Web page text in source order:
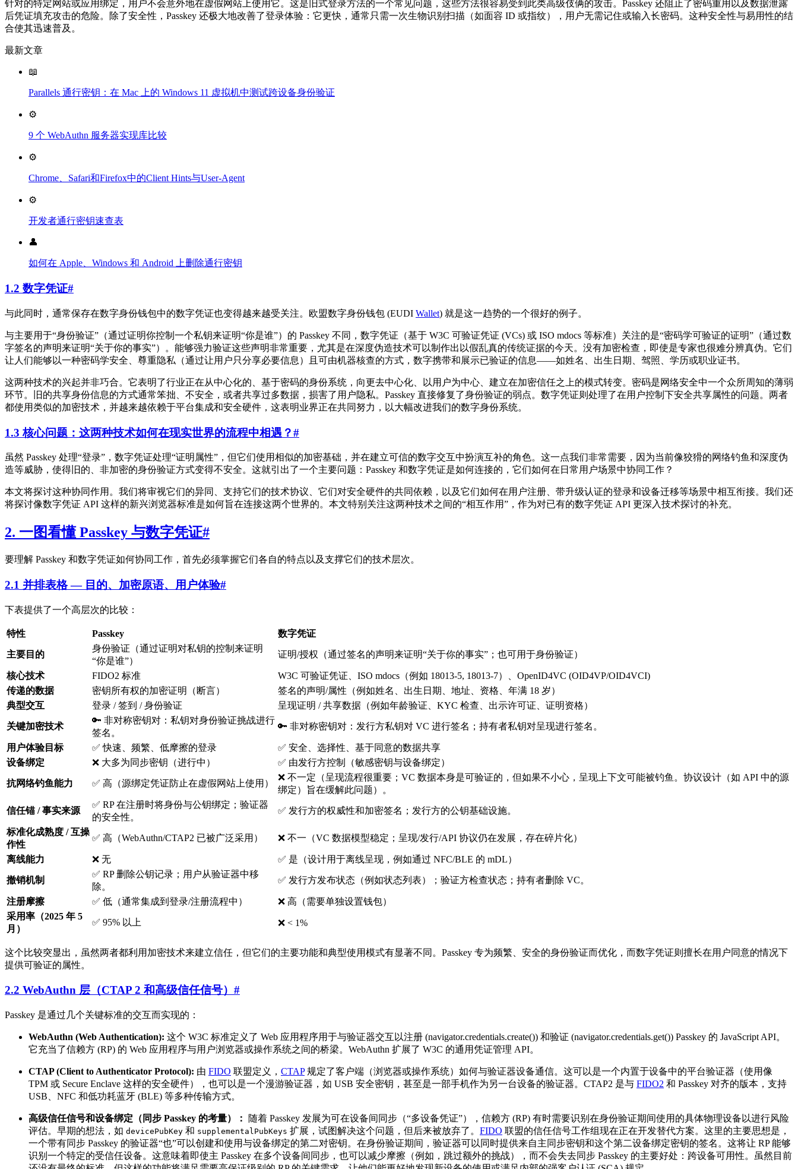
针对的特定网站或应用绑定，用户不会意外地在虚假网站上使用它。这是旧式登录方法的一个常见问题，这些方法很容易受到此类高级伎俩的攻击。Passkey 还阻止了密码重用以及数据泄露
后凭证填充攻击的危险。除了安全性，Passkey 还极大地改善了登录体验：它更快，通常只需一次生物识别扫描（如面容 ID 或指纹），用户无需记住或输入长密码。这种安全性与易用性的结
合使其迅速普及。
最新文章
📖
Parallels 通行密钥：在 Mac 上的 Windows 11 虚拟机中测试跨设备身份验证
⚙️
9 个 WebAuthn 服务器实现库比较
⚙️
Chrome、Safari和Firefox中的Client Hints与User-Agent
⚙️
开发者通行密钥速查表
👤
如何在 Apple、Windows 和 Android 上删除通行密钥
1.2 数字凭证#
与此同时，通常保存在数字身份钱包中的数字凭证也变得越来越受关注。欧盟数字身份钱包 (EUDI Wallet) 就是这一趋势的一个很好的例子。
与主要用于“身份验证”（通过证明你控制一个私钥来证明“你是谁”）的 Passkey 不同，数字凭证（基于 W3C 可验证凭证 (VCs) 或 ISO mdocs 等标准）关注的是“密码学可验证的证明”（通过数
字签名的声明来证明“关于你的事实”）。能够强力验证这些声明非常重要，尤其是在深度伪造技术可以制作出以假乱真的传统证据的今天。没有加密检查，即使是专家也很难分辨真伪。它们
让人们能够以一种密码学安全、尊重隐私（通过让用户只分享必要信息）且可由机器核查的方式，数字携带和展示已验证的信息——如姓名、出生日期、驾照、学历或职业证书。
这两种技术的兴起并非巧合。它表明了行业正在从中心化的、基于密码的身份系统，向更去中心化、以用户为中心、建立在加密信任之上的模式转变。密码是网络安全中一个众所周知的薄弱
环节。旧的共享身份信息的方式通常笨拙、不安全，或者共享过多数据，损害了用户隐私。Passkey 直接修复了身份验证的弱点。数字凭证则处理了在用户控制下安全共享属性的问题。两者
都使用类似的加密技术，并越来越依赖于平台集成和安全硬件，这表明业界正在共同努力，以大幅改进我们的数字身份系统。
1.3 核心问题：这两种技术如何在现实世界的流程中相遇？#
虽然 Passkey 处理“登录”，数字凭证处理“证明属性”，但它们使用相似的加密基础，并在建立可信的数字交互中扮演互补的角色。这一点我们非常需要，因为当前像狡猾的网络钓鱼和深度伪
造等威胁，使得旧的、非加密的身份验证方式变得不安全。这就引出了一个主要问题：Passkey 和数字凭证是如何连接的，它们如何在日常用户场景中协同工作？
本文将探讨这种协同作用。我们将审视它们的异同、支持它们的技术协议、它们对安全硬件的共同依赖，以及它们如何在用户注册、带升级认证的登录和设备迁移等场景中相互衔接。我们还
将探讨像数字凭证 API 这样的新兴浏览器标准是如何旨在连接这两个世界的。本文特别关注这两种技术之间的“相互作用”，作为对已有的数字凭证 API 更深入技术探讨的补充。
2. 一图看懂 Passkey 与数字凭证#
要理解 Passkey 和数字凭证如何协同工作，首先必须掌握它们各自的特点以及支撑它们的技术层次。
2.1 并排表格 — 目的、加密原语、用户体验#
下表提供了一个高层次的比较：
特性 Passkey 数字凭证
主要目的
身份验证（通过证明对私钥的控制来证明
“你是谁”）
证明/授权（通过签名的声明来证明“关于你的事实”；也可用于身份验证）
核心技术 FIDO2 标准
W3C 可验证凭证、ISO mdocs（例如 18013-5, 18013-7）、OpenID4VC (OID4VP/OID4VCI)
传递的数据
密钥所有权的加密证明（断言）
签名的声明/属性（例如姓名、出生日期、地址、资格、年满 18 岁）
典型交互
登录 / 签到 / 身份验证 呈现证明 / 共享数据（例如年龄验证、KYC 检查、出示许可证、证明资格）
关键加密技术
🔑 非对称密钥对：私钥对身份验证挑战进行
签名。
🔑 非对称密钥对：发行方私钥对 VC 进行签名；持有者私钥对呈现进行签名。
用户体验目标 ✅ 快速、频繁、低摩擦的登录
✅ 安全、选择性、基于同意的数据共享
设备绑定
❌ 大多为同步密钥（进行中） ✅ 由发行方控制（敏感密钥与设备绑定）
抗网络钓鱼能力 ✅ 高（源绑定凭证防止在虚假网站上使用）
❌ 不一定（呈现流程很重要；VC 数据本身是可验证的，但如果不小心，呈现上下文可能被钓鱼。协议设计（如 API 中的源
绑定）旨在缓解此问题）。
信任锚 / 事实来源
✅ RP 在注册时将身份与公钥绑定；验证器
的安全性。
✅ 发行方的权威性和加密签名；发行方的公钥基础设施。
标准化成熟度 / 互操
作性
✅ 高（WebAuthn/CTAP2 已被广泛采用） ❌ 不一（VC 数据模型稳定；呈现/发行/API 协议仍在发展，存在碎片化）
离线能力 ❌ 无 ✅ 是（设计用于离线呈现，例如通过 NFC/BLE 的 mDL）
撤销机制
✅ RP 删除公钥记录；用户从验证器中移
除。
✅ 发行方发布状态（例如状态列表）；验证方检查状态；持有者删除 VC。
注册摩擦 ✅ 低（通常集成到登录/注册流程中）
❌ 高（需要单独设置钱包）
采用率（2025 年 5
月）
✅ 95% 以上 ❌ < 1%
这个比较突显出，虽然两者都利用加密技术来建立信任，但它们的主要功能和典型使用模式有显著不同。Passkey 专为频繁、安全的身份验证而优化，而数字凭证则擅长在用户同意的情况下
提供可验证的属性。
2.2 WebAuthn 层（CTAP 2 和高级信任信号） #
Passkey 是通过几个关键标准的交互而实现的：
WebAuthn (Web Authentication): 这个 W3C 标准定义了 Web 应用程序用于与验证器交互以注册 (navigator.credentials.create()) 和验证 (navigator.credentials.get()) Passkey 的 JavaScript API。
它充当了信赖方 (RP) 的 Web 应用程序与用户浏览器或操作系统之间的桥梁。WebAuthn 扩展了 W3C 的通用凭证管理 API。
CTAP (Client to Authenticator Protocol): 由 FIDO 联盟定义， CTAP规定了客户端（浏览器或操作系统）如何与验证器设备通信。这可以是一个内置于设备中的平台验证器（使用像
TPM 或 Secure Enclave 这样的安全硬件），也可以是一个漫游验证器，如 USB 安全密钥，甚至是一部手机作为另一台设备的验证器。CTAP2 是与 FIDO2 和 Passkey 对齐的版本，支持
USB、NFC 和低功耗蓝牙 (BLE) 等多种传输方式。
高级信任信号和设备绑定（同步 Passkey 的考量）：
随着 Passkey 发展为可在设备间同步（“多设备凭证”），信赖方 (RP) 有时需要识别在身份验证期间使用的具体物理设备以进行风险
评估。早期的想法，如 devicePubKey 和 supplementalPubKeys 扩展，试图解决这个问题，但后来被放弃了。 FIDO 联盟的信任信号工作组现在正在开发替代方案。这里的主要思想是，
一个带有同步 Passkey 的验证器“也”可以创建和使用与设备绑定的第二对密钥。在身份验证期间，验证器可以同时提供来自主同步密钥和这个第二设备绑定密钥的签名。这将让 RP 能够
识别一个特定的受信任设备。这意味着即使主 Passkey 在多个设备间同步，也可以减少摩擦（例如，跳过额外的挑战），而不会失去同步 Passkey 的主要好处：跨设备可用性。虽然目前